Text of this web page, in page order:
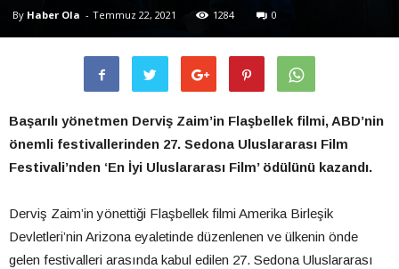
By Haber Ola - Temmuz 22, 2021 1284 0
Başarılı yönetmen Derviş Zaim’in Flaşbellek filmi, ABD’nin
önemli festivallerinden 27. Sedona Uluslararası Film
Festivali’nden ‘En İyi Uluslararası Film’ ödülünü kazandı.
Derviş Zaim’in yönettiği Flaşbellek filmi Amerika Birleşik
Devletleri’nin Arizona eyaletinde düzenlenen ve ülkenin önde
gelen festivalleri arasında kabul edilen 27. Sedona Uluslararası